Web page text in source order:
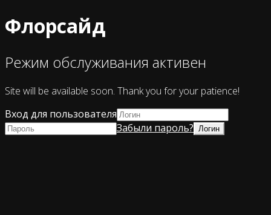
Флорсайд
Режим обслуживания активен
Site will be available soon. Thank you for your patience!
Вход для пользователя
Забыли пароль?